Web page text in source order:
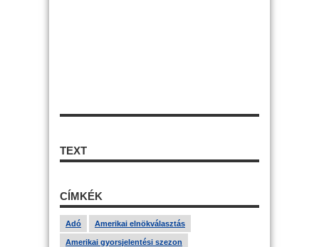
TEXT
CÍMKÉK
Adó Amerikai elnökválasztás
Amerikai gyorsjelentési szezon